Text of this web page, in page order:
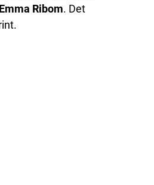
Emma Ribom. Det